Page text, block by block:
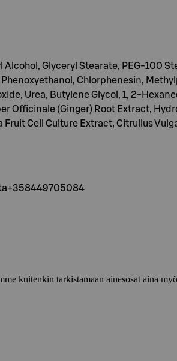
Alcohol, Glyceryl Stearate, PEG-100
Chlorphenesin,
Urea, Butylene Glycol, 1, 2-
Officinale (Ginger) Root Extract,
Cell Culture Extract, Citrullus
kuitenkin tarkistamaan ainesosat aina